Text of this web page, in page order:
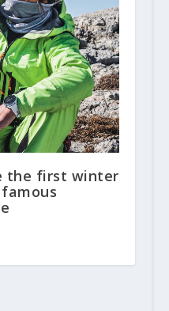
the first winter